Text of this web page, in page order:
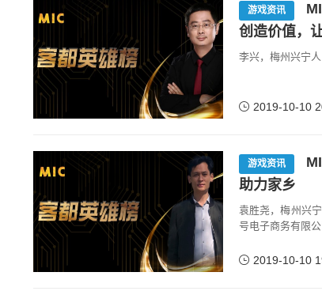
游戏资讯
创造价值，
李兴，梅州兴宁
2019-10-10
游戏资讯
助力家乡
袁胜尧，梅州兴
号电子商务有限公
2019-10-10